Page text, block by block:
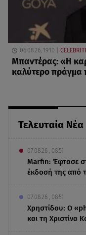
Τελευταία Νέα
07.08.26 , 08:51
Marfin: Έφτασε
έκδοσή της από
07.08.26 , 08:51
Χρηστίδου: Ο
και τη Χριστίνα
06.08.26, 19:10
Μπαντέρας: «Η
καλύτερο πράγμα